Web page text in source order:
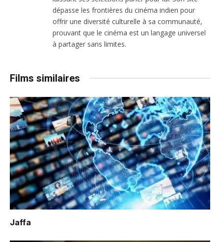
dépasse les frontières du cinéma indien pour
offrir une diversité culturelle à sa communauté,
prouvant que le cinéma est un langage universel
à partager sans limites.
Films similaires
Jaffa